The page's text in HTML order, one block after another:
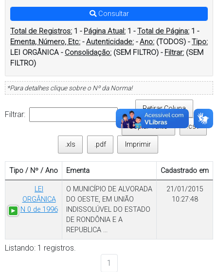
Consultar
Total de Registros: 1 - Página Atual: 1 -Total de Página: 1 -
Ementa, Número, Etc: -Autenticidade: -Ano: (TODOS) -Tipo:
LEI ORGÂNICA - Consolidação: (SEM FILTRO) - Filtrar: (SEM
FILTRO)
*Para detalhes clique sobre o Nº da Norma!
Filtrar:
Retirar Coluna
Copiar Texto .csv
.xls .pdf Imprimir
Tipo / Nº / Ano Ementa Cadastrado em
LEI
ORGÂNICA
N 0 de 1996
O MUNICÍPIO DE ALVORADA
DO OESTE, EM UNIÃO
INDISSOLÚVEL DO ESTADO
DE RONDÔNIA E A
REPUBLICA ...
21/01/2015
10:27:48
Listando: 1 registros.
1